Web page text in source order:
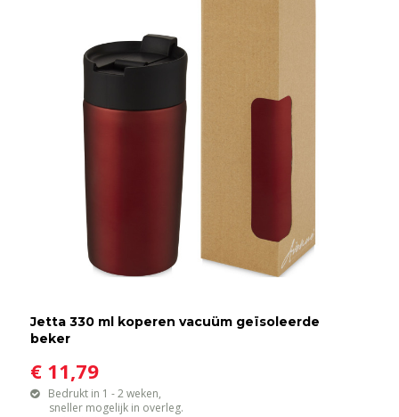
Jetta 330 ml koperen vacuüm geïsoleerde
beker
€ 11,79
Bedrukt in 1 - 2 weken,
sneller mogelijk in overleg.